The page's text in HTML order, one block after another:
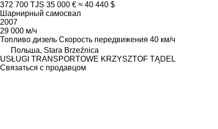
372 700 TJS 35 000 € ≈ 40 440 $
Шарнирный самосвал
2007
29 000 м/ч
Топливо дизель Скорость передвижения 40 км/ч
Польша, Stara Brzeźnica
USŁUGI TRANSPORTOWE KRZYSZTOF TĄDEL
Связаться с продавцом